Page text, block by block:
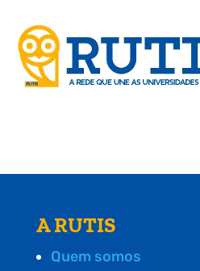
A RUTIS
Quem somos